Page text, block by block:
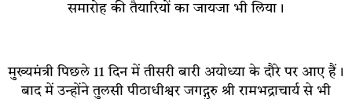
समारोह की तैयारियों का जायजा भी लिया।
मुख्यमंत्री पिछले 11 दिन में तीसरी बारी अयोध्या के दौरे पर आए हैं।
बाद में उन्होंने तुलसी पीठाधीश्वर जगद्गुरु श्री रामभद्राचार्य से भी